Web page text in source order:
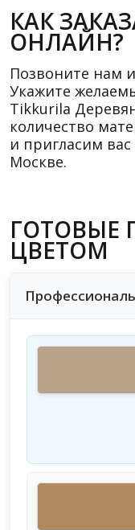
КАК
ОНЛАЙН?
Позвоните нам
Укажите
Tikkurila
количество
и пригласим
Москве.
ГОТОВЫЕ
ЦВЕТОМ